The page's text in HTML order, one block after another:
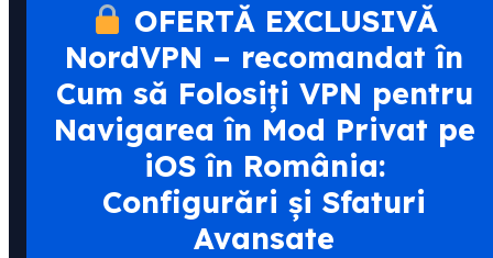
OFERTĂ EXCLUSIVĂ
NordVPN – recomandat în
Cum să Folosiți VPN pentru
Navigarea în Mod Privat pe
iOS în România:
Configurări și Sfaturi
Avansate